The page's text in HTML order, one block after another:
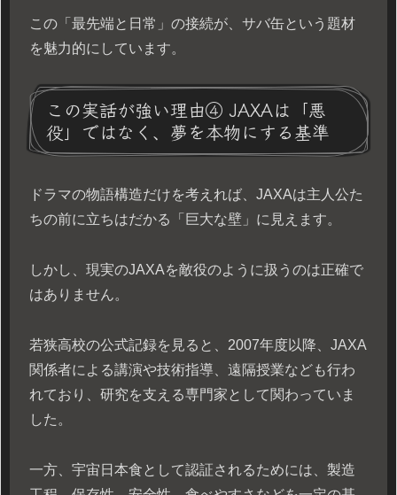
この「最先端と日常」の接続が、サバ缶という題材
を魅力的にしています。
この実話が強い理由④ JAXAは「悪
役」ではなく、夢を本物にする基準
ドラマの物語構造だけを考えれば、JAXAは主人公た
ちの前に立ちはだかる「巨大な壁」に見えます。
しかし、現実のJAXAを敵役のように扱うのは正確で
はありません。
若狭高校の公式記録を見ると、2007年度以降、JAXA
関係者による講演や技術指導、遠隔授業なども行わ
れており、研究を支える専門家として関わっていま
した。
一方、宇宙日本食として認証されるためには、製造